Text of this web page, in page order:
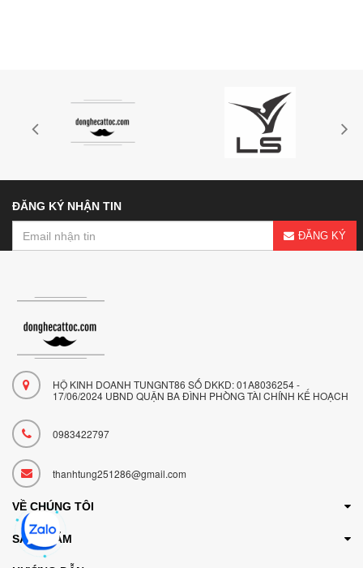
ĐĂNG KÝ NHẬN TIN
ĐĂNG KÝ
HỘ KINH DOANH TUNGNT86 SỐ DKKD: 01A8036254 -
17/06/2024 UBND QUẬN BA ĐÌNH PHÒNG TÀI CHÍNH KẾ HOẠCH
0983422797
thanhtung251286@gmail.com
VỀ CHÚNG TÔI
SẢN PHẨM